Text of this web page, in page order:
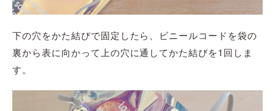
下の穴をかた結びで固定したら、 ビニールコード を袋の
裏から表に向かって上の穴に通してかた結びを1回しま
す。